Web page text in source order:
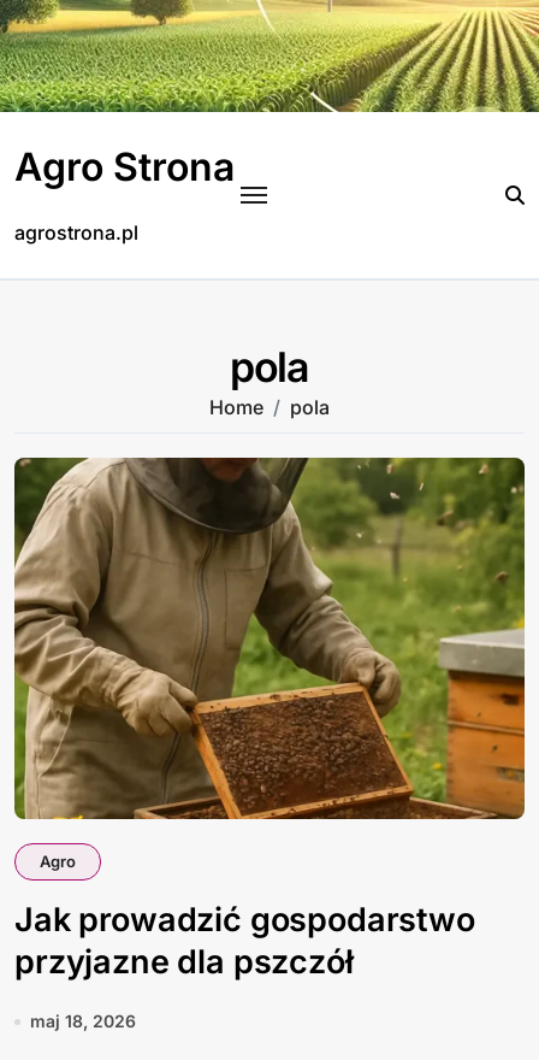
Skip
to
content
Agro Strona
agrostrona.pl
pola
Home pola
Agro
Jak prowadzić gospodarstwo
przyjazne dla pszczół
maj 18, 2026